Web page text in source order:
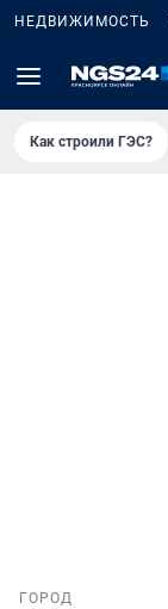
НЕДВИЖИМОСТЬ
Как строили ГЭС?
ГОРОД